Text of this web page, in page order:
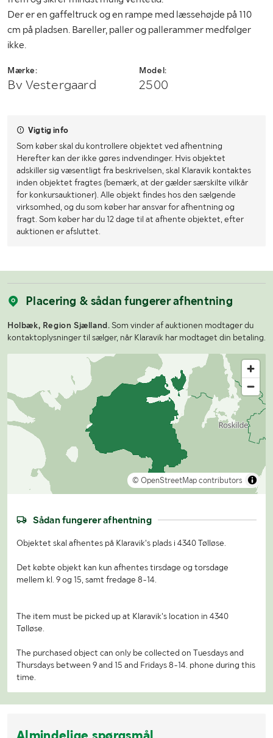
Der er en gaffeltruck og en rampe med læssehøjde på 110
cm på pladsen. Bareller, paller og pallerammer medfølger
ikke.
Mærke:
Bv Vestergaard
Model:
2500
Vigtig info
Som køber skal du kontrollere objektet ved afhentning
Herefter kan der ikke gøres indvendinger. Hvis objektet
adskiller sig væsentligt fra beskrivelsen, skal Klaravik kontaktes
inden objektet fragtes (bemærk, at der gælder særskilte vilkår
for konkursauktioner). Alle objekt findes hos den sælgende
virksomhed, og du som køber har ansvar for afhentning og
fragt. Som køber har du 12 dage til at afhente objektet, efter
auktionen er afsluttet.
Placering & sådan fungerer afhentning
Holbæk, Region Sjælland. Som vinder af auktionen modtager du
kontaktoplysninger til sælger, når Klaravik har modtaget din betaling.
© OpenStreetMap contributors
Sådan fungerer afhentning
Objektet skal afhentes på Klaravik's plads i 4340 Tølløse.
Det købte objekt kan kun afhentes tirsdage og torsdage
mellem kl. 9 og 15, samt fredage 8-14.
The item must be picked up at Klaravik's location in 4340
Tølløse.
The purchased object can only be collected on Tuesdays and
Thursdays between 9 and 15 and Fridays 8-14. phone during this
time.